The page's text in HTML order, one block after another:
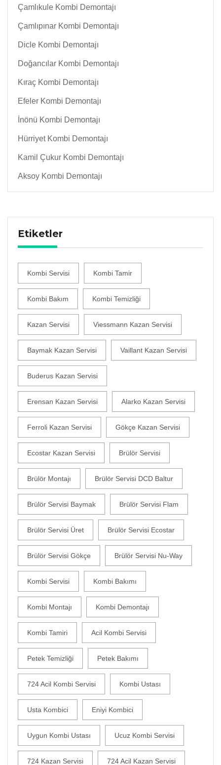
Çamlıkule Kombi Demontajı
Çamlıpınar Kombi Demontajı
Dicle Kombi Demontajı
Doğancılar Kombi Demontajı
Kıraç Kombi Demontajı
Efeler Kombi Demontajı
İnönü Kombi Demontajı
Hürriyet Kombi Demontajı
Kamil Çukur Kombi Demontajı
Aksoy Kombi Demontajı
Etiketler
Kombi Servisi Kombi Tamir
Kombi Bakım Kombi Temizliği
Kazan Servisi Viessmann Kazan Servisi
Baymak Kazan Servisi Vaillant Kazan Servisi
Buderus Kazan Servisi
Erensan Kazan Servisi Alarko Kazan Servisi
Ferroli Kazan Servisi Gökçe Kazan Servisi
Ecostar Kazan Servisi Brülör Servisi
Brülör Montajı Brülör Servisi DCD Baltur
Brülör Servisi Baymak Brülör Servisi Flam
Brülör Servisi Üret Brülör Servisi Ecostar
Brülör Servisi Gökçe Brülör Servisi Nu-Way
Kombi Servisi Kombi Bakımı
Kombi Montajı Kombi Demontajı
Kombi Tamiri Acil Kombi Servisi
Petek Temizliği Petek Bakımı
724 Acil Kombi Servisi Kombi Ustası
Usta Kombici Eniyi Kombici
Uygun Kombi Ustası Ucuz Kombi Servisi
724 Kazan Servisi 724 Acil Kazan Servisi